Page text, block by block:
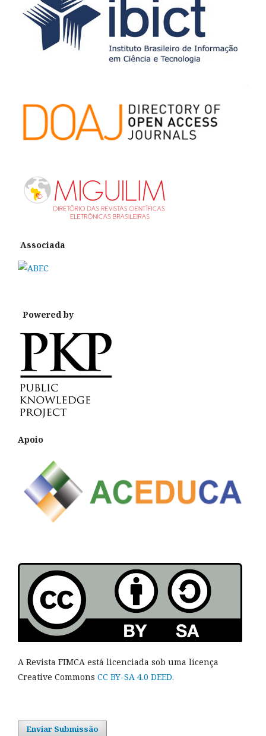
Associada
Powered by
Apoio
A Revista FIMCA está licenciada sob uma licença
Creative Commons CC BY-SA 4.0 DEED.
Enviar Submissão